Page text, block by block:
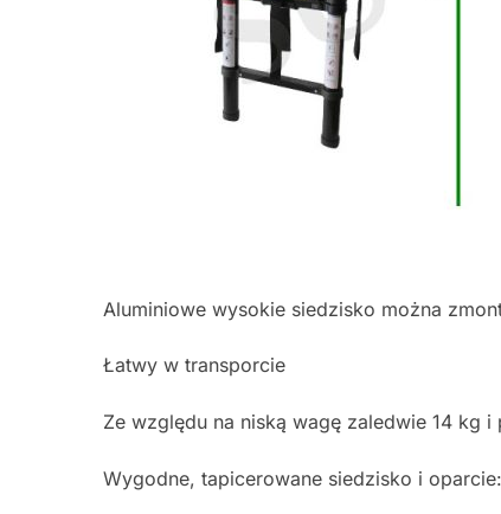
Aluminiowe wysokie siedzisko można
Łatwy w transporcie
Ze względu na niską wagę zaledwie 14 kg
Wygodne, tapicerowane siedzisko i oparcie: